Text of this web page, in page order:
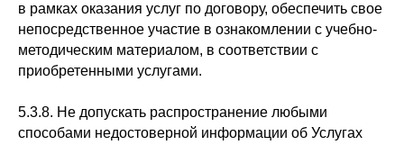
в рамках оказания услуг по договору, обеспечить свое
непосредственное участие в ознакомлении с учебно-
методическим материалом, в соответствии с
приобретенными услугами.
5.3.8. Не допускать распространение любыми
способами недостоверной информации об Услугах